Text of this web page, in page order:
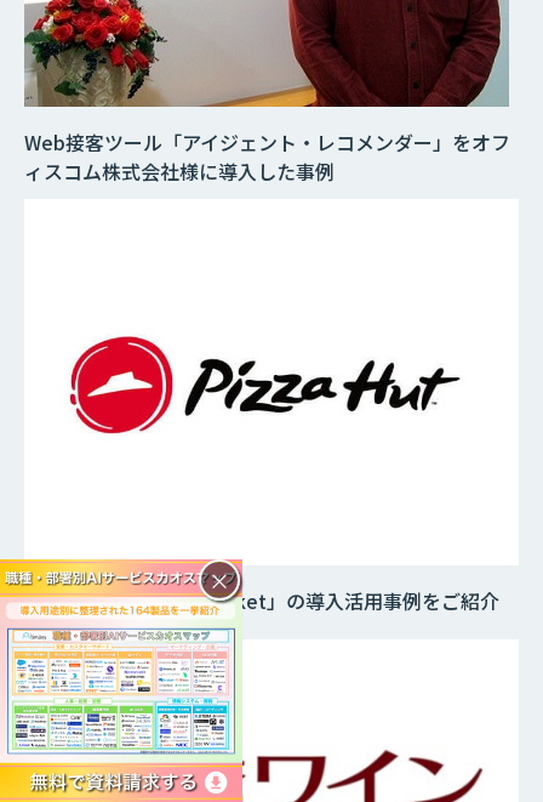
Web接客ツール「Sprocket」の導入活用事例をご紹介
Web接客ツール「アイジェント・レコメンダー」をオフ
ィスコム株式会社様に導入した事例
×